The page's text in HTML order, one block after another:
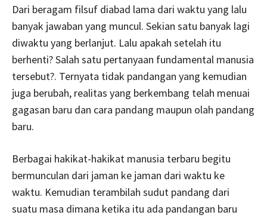
Dari beragam filsuf diabad lama dari waktu yang lalu
banyak jawaban yang muncul. Sekian satu banyak lagi
diwaktu yang berlanjut. Lalu apakah setelah itu
berhenti? Salah satu pertanyaan fundamental manusia
tersebut?. Ternyata tidak pandangan yang kemudian
juga berubah, realitas yang berkembang telah menuai
gagasan baru dan cara pandang maupun olah pandang
baru.
Berbagai hakikat-hakikat manusia terbaru begitu
bermunculan dari jaman ke jaman dari waktu ke
waktu. Kemudian terambilah sudut pandang dari
suatu masa dimana ketika itu ada pandangan baru